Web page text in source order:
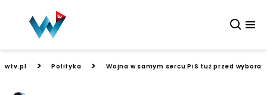
wtv.pl > Polityka > Wojna w samym sercu PiS tuż przed